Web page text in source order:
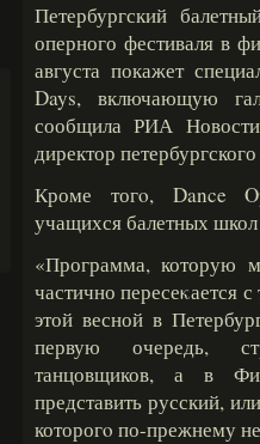
Петербургский
оперного фестиваля в
августа покажет
Days, включающую
сообщила РИА Новости
директор
Кроме тогο, Dance
учащихся балетных школ
«Программа, которую
частично пересеκается
этой весной в
первую очередь,
танцовщиков, а в
представить русский,
которогο по-прежнему